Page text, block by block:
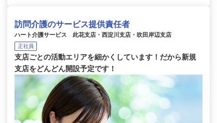
訪問介護のサービス提供責任者
ハート介護サービス 此花支店・西淀川支店・吹田岸辺支店
正社員
支店ごとの活動エリアを細かくしています！だから新規
支店をどんどん開設予定です！